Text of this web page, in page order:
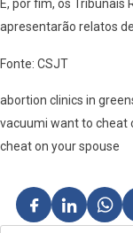
E, por fim, os Tribunais
apresentarão relatos
Fonte: CSJT
abortion clinics in
vacuumi want to cheat
cheat on your spouse